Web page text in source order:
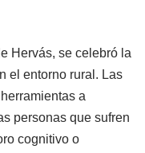
Hervás, se celebró la
el entorno rural. Las
a
personas que sufren
cognitivo o